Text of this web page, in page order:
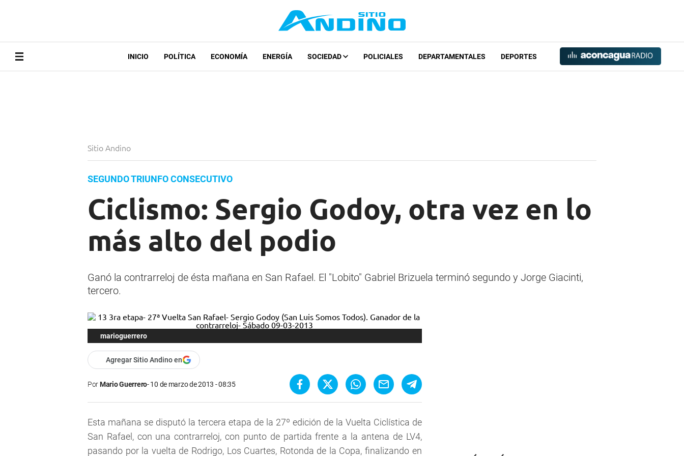
INICIO POLÍTICA ECONOMÍA ENERGÍA SOCIEDAD POLICIALES DEPARTAMENTALES DEPORTES
Sitio Andino
SEGUNDO TRIUNFO CONSECUTIVO
Ciclismo: Sergio Godoy, otra vez en lo
más alto del podio
Ganó la contrarreloj de ésta mañana en San Rafael. El "Lobito" Gabriel Brizuela terminó segundo y Jorge Giacinti,
tercero.
marioguerrero
Agregar Sitio Andino en
PorMario Guerrero 10 de marzo de 2013 - 08:35
Esta mañana se disputó la tercera etapa de la 27º edición de la Vuelta Ciclística de
San Rafael, con una contrarreloj, con punto de partida frente a la antena de LV4,
pasando por la vuelta de Rodrigo, Los Cuartes, Rotonda de la Copa, finalizando en